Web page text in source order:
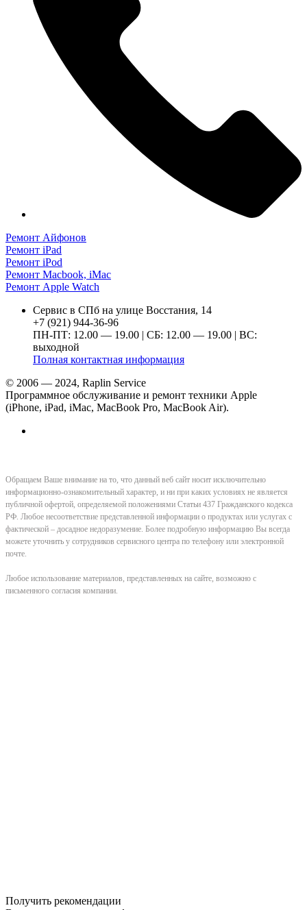
Ремонт Айфонов
Ремонт iPad
Ремонт iPod
Ремонт Macbook, iMac
Ремонт Apple Watch
Сервис в СПб на улице Восстания, 14
+7 (921) 944-36-96
ПН-ПТ: 12.00 — 19.00 | СБ: 12.00 — 19.00 | ВС:
выходной
Полная контактная информация
© 2006 — 2024, Raplin Service
Программное обслуживание и ремонт техники Apple
(iPhone, iPad, iMac, MacBook Pro, MacBook Air).
Обращаем Ваше внимание на то, что данный веб сайт носит исключительно
информационно-ознакомительный характер, и ни при каких условиях не является
публичной офертой, определяемой положениями Статьи 437 Гражданского кодекса
РФ. Любое несоответствие представленной информации о продуктах или услугах с
фактической – досадное недоразумение. Более подробную информацию Вы всегда
можете уточнить у сотрудников сервисного центра по телефону или электронной
почте.
Любое использование материалов, представленных на сайте, возможно с
письменного согласия компании.
Получить рекомендации